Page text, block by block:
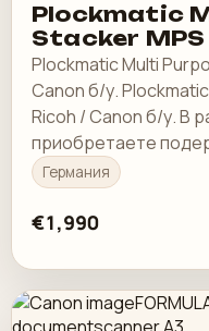
Plockmatic
Stacker
Plockmatic Multi
Canon б/у.
Ricoh / Canon б/у. В
приобретаете
штабелер «Plockmatic
Германия
€1,990